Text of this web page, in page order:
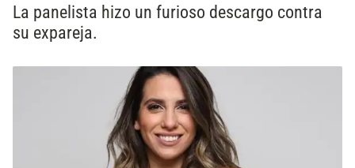
La panelista hizo un furioso descargo contra
su expareja.